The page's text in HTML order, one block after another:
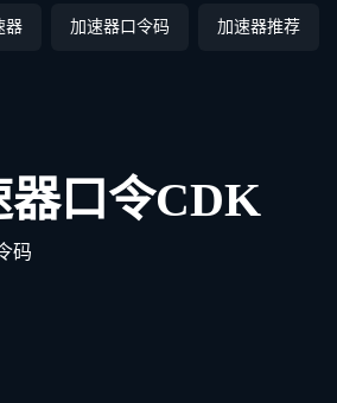
器 加速器口令码 加速器推荐
器口令CDK
码